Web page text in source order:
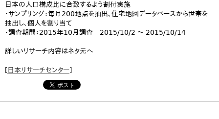
日本の人口構成比に合致するよう割付実施
・サンプリング：毎月200地点を抽出、住宅地図データベースから世帯を
抽出し、個人を割り当て
・調査期間：2015年10月調査 2015/10/2 〜 2015/10/14
詳しいリサーチ内容はネタ元へ
[日本リサーチセンター]